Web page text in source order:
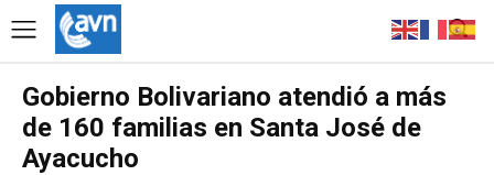
Gobierno Bolivariano atendió a más
de 160 familias en Santa José de
Ayacucho